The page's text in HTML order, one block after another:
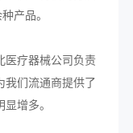
产品。
医疗器械公司负责
我们流通商提供了
增多。